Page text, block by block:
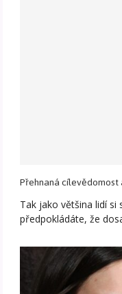
Přehnaná
Tak jako většina lidí
předpokládáte, že